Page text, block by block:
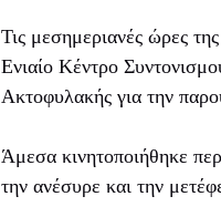
Τις μεσημεριανές ώρες
Ενιαίο Κέντρο
Ακτοφυλακής για την
Άμεσα κινητοποιήθηκε
την ανέσυρε και την